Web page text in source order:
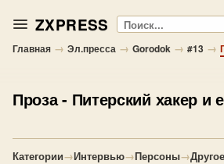
ZXPRESS Поиск
Главная → Эл.пресса → Gorodok → #13 →
Проза- Питерский хакер и
Категории→Интервью→Персоны→Другое